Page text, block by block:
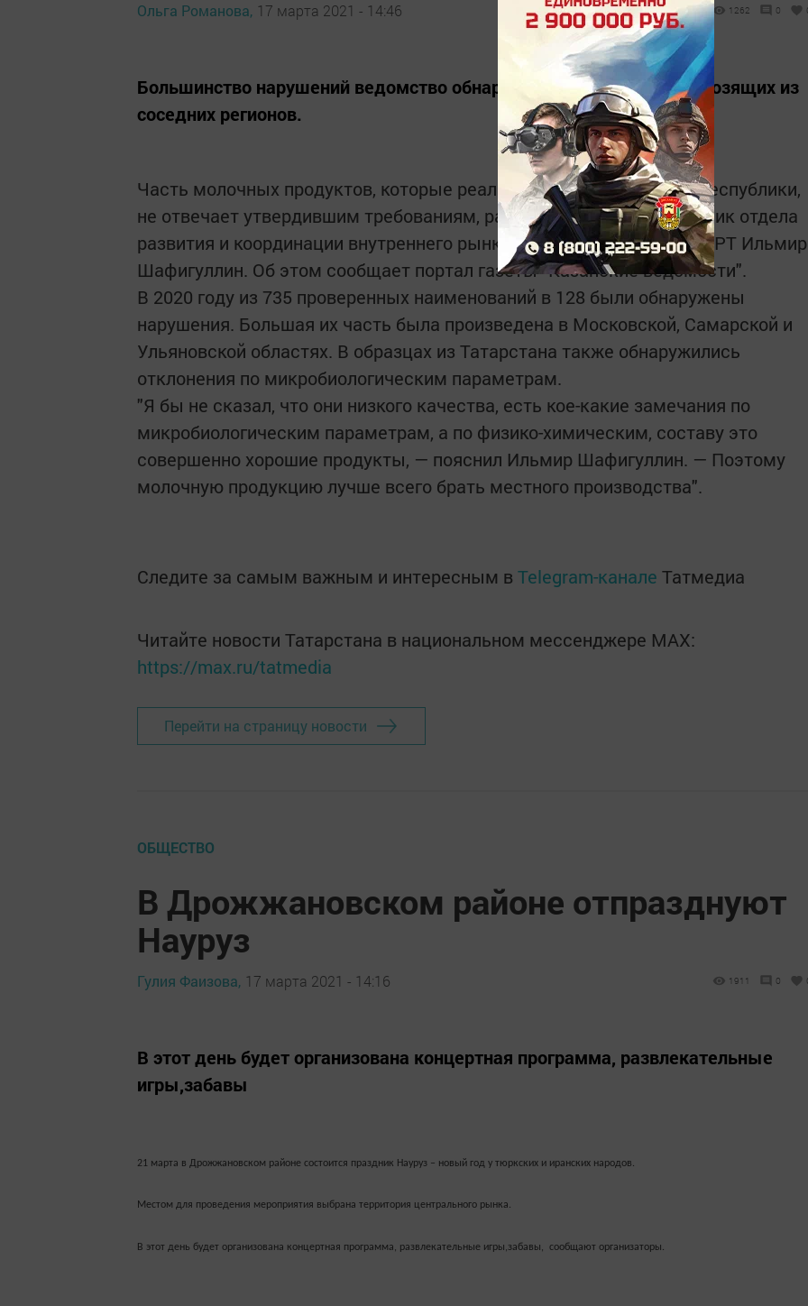
Ольга Романова, 17 марта 2021 - 14:46 1262 0
Большинство нарушений ведомство обнаружило в продуктах, привозящих из
соседних регионов.
Часть молочных продуктов, которые реализуются на территории республики,
не отвечает утвердившим требованиям, рассказал ведущий советник отдела
развития и координации внутреннего рынка Госалкогольинспекции РТ Ильмир
Шафигуллин. Об этом сообщает портал газеты "Казанские ведомости".
В 2020 году из 735 проверенных наименований в 128 были обнаружены
нарушения. Большая их часть была произведена в Московской, Самарской и
Ульяновской областях. В образцах из Татарстана также обнаружились
отклонения по микробиологическим параметрам.
"Я бы не сказал, что они низкого качества, есть кое-какие замечания по
микробиологическим параметрам, а по физико-химическим, составу это
совершенно хорошие продукты, — пояснил Ильмир Шафигуллин. — Поэтому
молочную продукцию лучше всего брать местного производства".
Следите за самым важным и интересным в Telegram-канале Татмедиа
Читайте новости Татарстана в национальном мессенджере MАХ:
https://max.ru/tatmedia
Перейти на страницу новости
ОБЩЕСТВО
В Дрожжановском районе отпразднуют
Науруз
Гулия Фаизова, 17 марта 2021 - 14:16 1911 0
В этот день будет организована концертная программа, развлекательные
игры,забавы
21 марта в Дрожжановском районе состоится праздник Науруз – новый год у тюркских и иранских народов.
Местом для проведения мероприятия выбрана территория центрального рынка.
В этот день будет организована концертная программа, развлекательные игры,забавы, сообщают организаторы.